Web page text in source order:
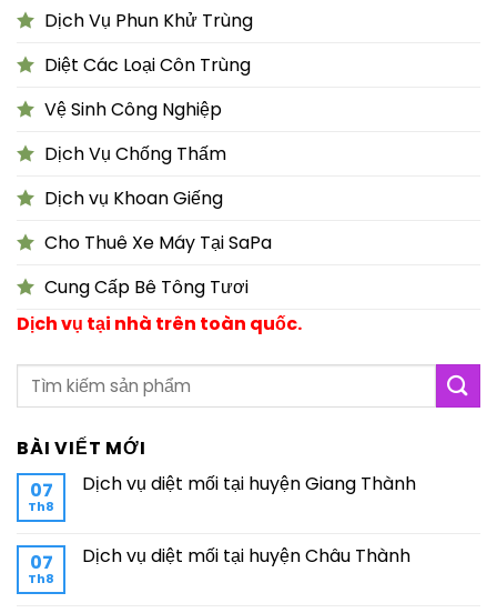
Dịch Vụ Phun Khử Trùng
Diệt Các Loại Côn Trùng
Vệ Sinh Công Nghiệp
Dịch Vụ Chống Thấm
Dịch vụ Khoan Giếng
Cho Thuê Xe Máy Tại SaPa
Cung Cấp Bê Tông Tươi
Dịch vụ tại nhà trên toàn quốc.
BÀI VIẾT MỚI
07
Th8
Dịch vụ diệt mối tại huyện Giang Thành
07
Th8
Dịch vụ diệt mối tại huyện Châu Thành